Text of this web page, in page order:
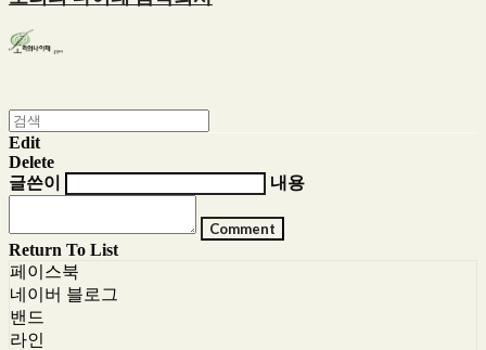
Edit
Delete
글쓴이
내용
Comment
Return To List
페이스북
네이버 블로그
밴드
라인